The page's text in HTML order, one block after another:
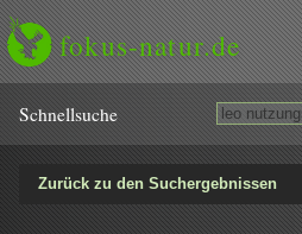
fokus-natur.de
Schnell­suche
Zurück zu den Suchergebnissen